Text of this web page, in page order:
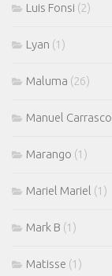
Luis Fonsi (2)
Lyan (1)
Maluma (26)
Manuel Carrasco
Marango (1)
Mariel Mariel (1)
Mark B (1)
Matisse (1)